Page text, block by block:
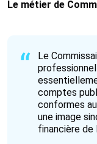
Le métier de
Le
comptes
conformes
une image
financière de